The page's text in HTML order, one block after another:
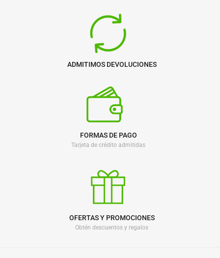
ADMITIMOS DEVOLUCIONES
FORMAS DE PAGO
Tarjeta de crédito admitidas
OFERTAS Y PROMOCIONES
Obtén descuentos y regalos